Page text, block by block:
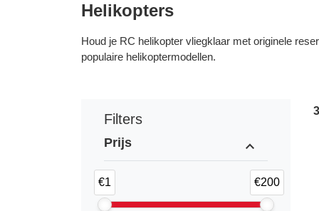
Helikopters
Houd je RC helikopter vliegklaar met originele
populaire helikoptermodellen.
Filters
Prijs expand_less
€1 €200